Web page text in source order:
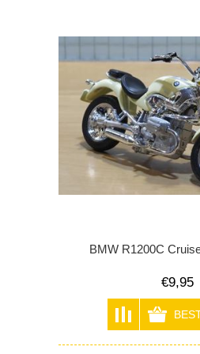
BMW R1200C
€9,95